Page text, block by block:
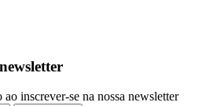
inscrever-se na nossa newsletter